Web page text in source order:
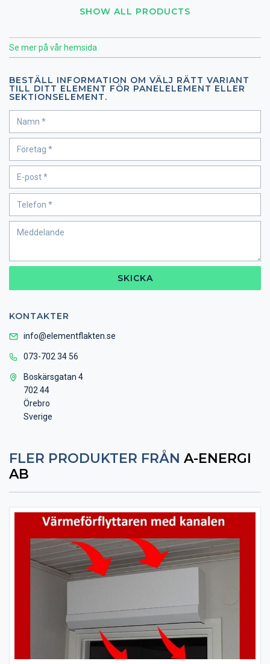
SHOW ALL PRODUCTS
Se mer på vår hemsida
BESTÄLL INFORMATION OM VÄLJ RÄTT VARIANT
TILL DITT ELEMENT FÖR PANELELEMENT ELLER
SEKTIONSELEMENT.
SKICKA
KONTAKTER
info@elementflakten.se
073-702 34 56
Boskärsgatan 4
702 44
Örebro
Sverige
FLER PRODUKTER FRÅN A-ENERGI
AB